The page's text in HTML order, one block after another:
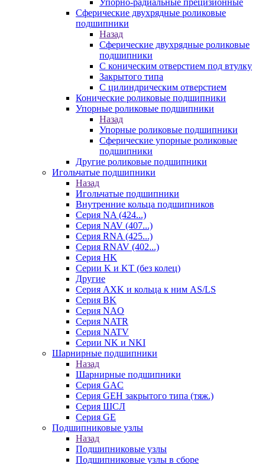
Упорно-радиальные прецизионные
Сферические двухрядные роликовые
подшипники
Назад
Сферические двухрядные роликовые
подшипники
С коническим отверстием под втулку
Закрытого типа
С цилиндрическим отверстием
Конические роликовые подшипники
Упорные роликовые подшипники
Назад
Упорные роликовые подшипники
Сферические упорные роликовые
подшипники
Другие роликовые подшипники
Игольчатые подшипники
Назад
Игольчатые подшипники
Внутренние кольца подшипников
Серия NA (424...)
Серия NAV (407...)
Серия RNA (425...)
Серия RNAV (402...)
Серия HK
Серии K и KT (без колец)
Другие
Серия AXK и кольца к ним AS/LS
Серия BK
Серия NAO
Серия NATR
Серия NATV
Серии NK и NKI
Шарнирные подшипники
Назад
Шарнирные подшипники
Серия GAC
Серия GEH закрытого типа (тяж.)
Серия ШСЛ
Серия GE
Подшипниковые узлы
Назад
Подшипниковые узлы
Подшипниковые узлы в сборе